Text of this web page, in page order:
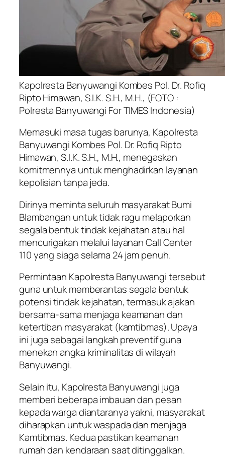
Kapolresta Banyuwangi Kombes Pol. Dr. Rofiq
Ripto Himawan, S.I.K. S.H., M.H., (FOTO :
Polresta Banyuwangi For TIMES Indonesia)
Memasuki masa tugas barunya, Kapolresta
Banyuwangi Kombes Pol. Dr. Rofiq Ripto
Himawan, S.I.K. S.H., M.H., menegaskan
komitmennya untuk menghadirkan layanan
kepolisian tanpa jeda.
Dirinya meminta seluruh masyarakat Bumi
Blambangan untuk tidak ragu melaporkan
segala bentuk tindak kejahatan atau hal
mencurigakan melalui layanan Call Center
110 yang siaga selama 24 jam penuh.
Permintaan Kapolresta Banyuwangi tersebut
guna untuk memberantas segala bentuk
potensi tindak kejahatan, termasuk ajakan
bersama-sama menjaga keamanan dan
ketertiban masyarakat (kamtibmas). Upaya
ini juga sebagai langkah preventif guna
menekan angka kriminalitas di wilayah
Banyuwangi.
Selain itu, Kapolresta Banyuwangi juga
memberi beberapa imbauan dan pesan
kepada warga diantaranya yakni, masyarakat
diharapkan untuk waspada dan menjaga
Kamtibmas. Kedua pastikan keamanan
rumah dan kendaraan saat ditinggalkan.